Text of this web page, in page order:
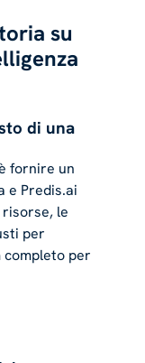
su
di una
fornire un
e Predis.ai
le
per
per